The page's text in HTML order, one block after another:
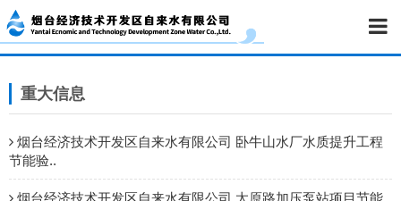
重大信息
烟台经济技术开发区自来水有限公司 卧牛山水厂水质提升工程
节能验..
烟台经济技术开发区自来水有限公司 太原路加压泵站项目节能